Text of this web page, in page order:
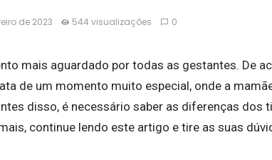
de 2023 544 visualizações 0
mais aguardado por todas as gestantes. De
de um momento muito especial, onde a
disso, é necessário saber as diferenças dos
continue lendo este artigo e tire as suas